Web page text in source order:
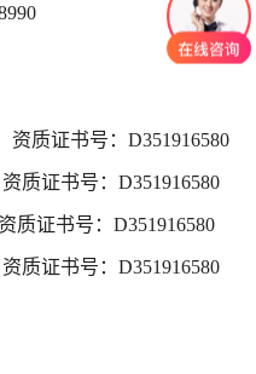
质证书号：D351916580
证书号：D351916580
书号：D351916580
证书号：D351916580